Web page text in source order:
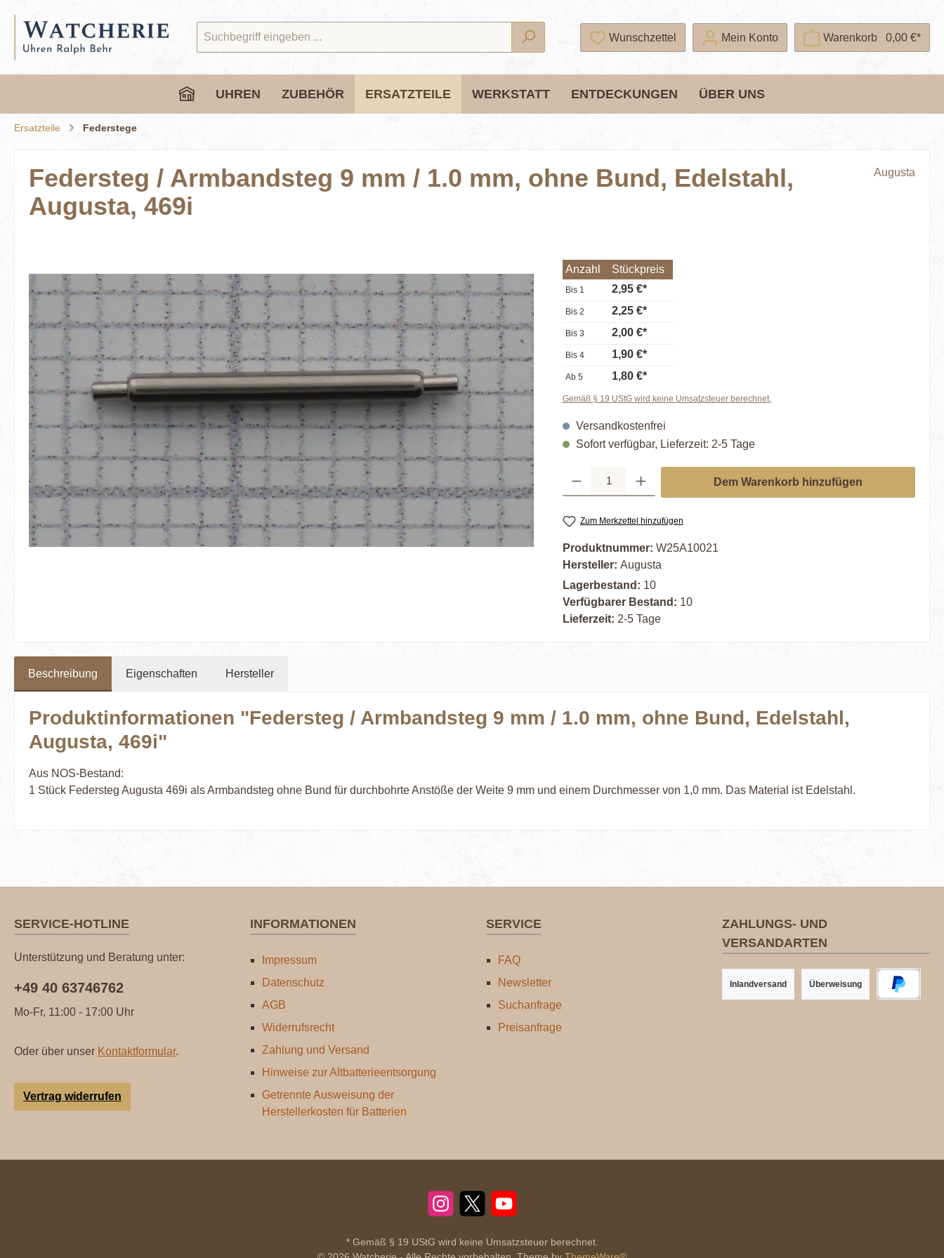
Wunschzettel
Mein Konto Warenkorb 0,00 €*
UHREN ZUBEHÖR ERSATZTEILE WERKSTATT ENTDECKUNGEN ÜBER UNS
Ersatzteile Federstege
Federsteg / Armbandsteg 9 mm / 1.0 mm, ohne Bund, Edelstahl,
Augusta, 469i
Augusta
Anzahl Stückpreis
Bis 1 2,95 €*
Bis 2 2,25 €*
Bis 3 2,00 €*
Bis 4 1,90 €*
Ab 5 1,80 €*
Gemäß § 19 UStG wird keine Umsatzsteuer berechnet.
Versandkostenfrei
Sofort verfügbar, Lieferzeit: 2-5 Tage
Dem Warenkorb hinzufügen
Zum Merkzettel hinzufügen
Produktnummer: W25A10021
Hersteller: Augusta
Lagerbestand: 10
Verfügbarer Bestand: 10
Lieferzeit: 2-5 Tage
Beschreibung Eigenschaften Hersteller
Produktinformationen "Federsteg / Armbandsteg 9 mm / 1.0 mm, ohne Bund, Edelstahl,
Augusta, 469i"
Aus NOS-Bestand:
1 Stück Federsteg Augusta 469i als Armbandsteg ohne Bund für durchbohrte Anstöße der Weite 9 mm und einem Durchmesser von 1,0 mm. Das Material ist Edelstahl.
SERVICE-HOTLINE
Unterstützung und Beratung unter:
+49 40 63746762
Mo-Fr, 11:00 - 17:00 Uhr
Oder über unser Kontaktformular.
Vertrag widerrufen
INFORMATIONEN
Impressum
Datenschutz
AGB
Widerrufsrecht
Zahlung und Versand
Hinweise zur Altbatterieentsorgung
Getrennte Ausweisung der
Herstellerkosten für Batterien
SERVICE
FAQ
Newsletter
Suchanfrage
Preisanfrage
ZAHLUNGS- UND
VERSANDARTEN
Überweisung
Inlandversand
Instagram YouTube
* Gemäß § 19 UStG wird keine Umsatzsteuer berechnet.